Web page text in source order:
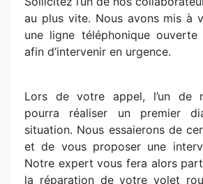
au plus vite. Nous avons mis à
une ligne téléphonique
afin d’intervenir en urgence.
Lors de votre appel, l’un de
pourra réaliser un premier
situation. Nous essaierons de
et de vous proposer une
Notre expert vous fera alors part
la réparation de votre volet